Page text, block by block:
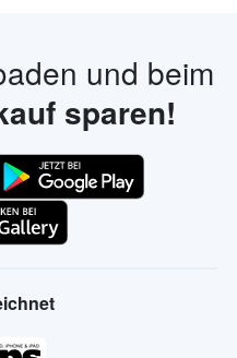
und beim
sparen!